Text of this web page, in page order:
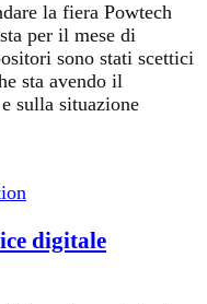
la fiera Powtech
per il mese di
sono stati scettici
sta avendo il
sulla situazione
digitale